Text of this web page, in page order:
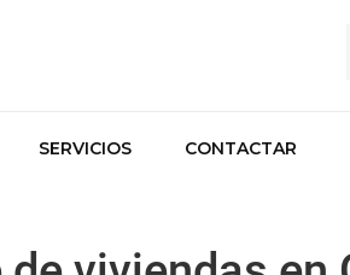
SERVICIOS CONTACTAR